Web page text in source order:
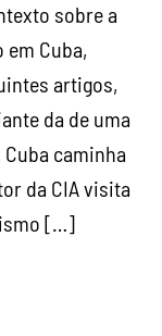
sobre a
Cuba,
artigos,
da de uma
caminha
da CIA visita
[…]